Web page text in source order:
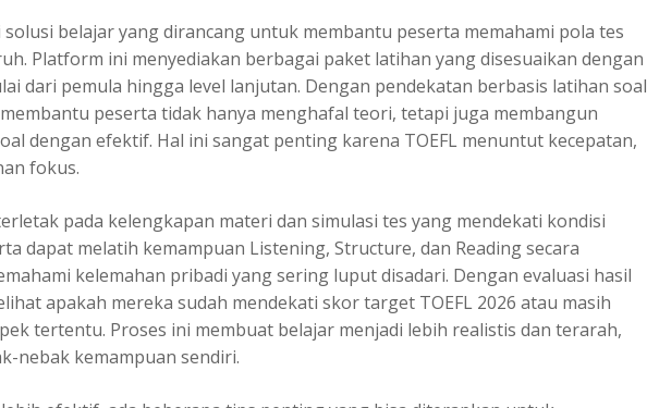
solusi belajar yang dirancang untuk membantu peserta memahami pola tes
Platform ini menyediakan berbagai paket latihan yang disesuaikan dengan
dari pemula hingga level lanjutan. Dengan pendekatan berbasis latihan soal
peserta tidak hanya menghafal teori, tetapi juga membangun
dengan efektif. Hal ini sangat penting karena TOEFL menuntut kecepatan,
fokus.
pada kelengkapan materi dan simulasi tes yang mendekati kondisi
dapat melatih kemampuan Listening, Structure, dan Reading secara
kelemahan pribadi yang sering luput disadari. Dengan evaluasi hasil
apakah mereka sudah mendekati skor target TOEFL 2026 atau masih
tertentu. Proses ini membuat belajar menjadi lebih realistis dan terarah,
nebak kemampuan sendiri.